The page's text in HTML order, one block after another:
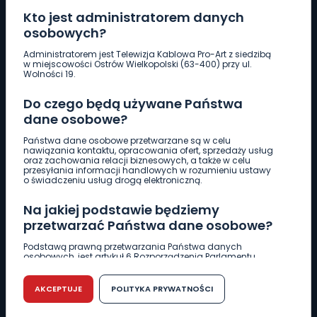
Kto jest administratorem danych
osobowych?
Administratorem jest Telewizja Kablowa Pro-Art z siedzibą
w miejscowości Ostrów Wielkopolski (63-400) przy ul.
Wolności 19.
Do czego będą używane Państwa
dane osobowe?
Państwa dane osobowe przetwarzane są w celu
nawiązania kontaktu, opracowania ofert, sprzedaży usług
oraz zachowania relacji biznesowych, a także w celu
przesyłania informacji handlowych w rozumieniu ustawy
o świadczeniu usług drogą elektroniczną.
Na jakiej podstawie będziemy
przetwarzać Państwa dane osobowe?
Podstawą prawną przetwarzania Państwa danych
osobowych, jest artykuł 6 Rozporządzenia Parlamentu
r. w sprawie ochrony osób fizycznych w związku z
przetwarzaniem danych osobowych w sprawie
swobodnego przepływu takich danych oraz uchylenia
dyrektywy 95/46/WE (RODO).
AKCEPTUJE POLITYKA PRYWATNOŚCI
Pobierz logotyp
661 997 997
REDAKCJA
62 735 22 22redakcja@wlkp24.info
DZIAŁ REKLAMY
62 735 01 85 reklama@wlkp24.info
WIADOMOŚCI
CIEKAWOSTKI